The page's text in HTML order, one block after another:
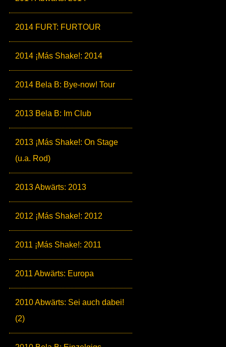
2014 FURT: FURTOUR
2014 ¡Más Shake!: 2014
2014 Bela B: Bye-now! Tour
2013 Bela B: Im Club
2013 ¡Más Shake!: On Stage
(u.a. Rod)
2013 Abwärts: 2013
2012 ¡Más Shake!: 2012
2011 ¡Más Shake!: 2011
2011 Abwärts: Europa
2010 Abwärts: Sei auch dabei!
(2)